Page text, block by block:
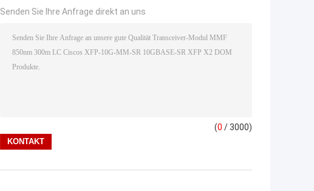
Senden Sie Ihre Anfrage direkt an uns
(0 / 3000)